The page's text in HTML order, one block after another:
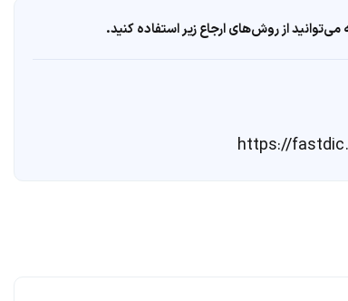
از روش‌های ارجاع زیر استفاده کنید.